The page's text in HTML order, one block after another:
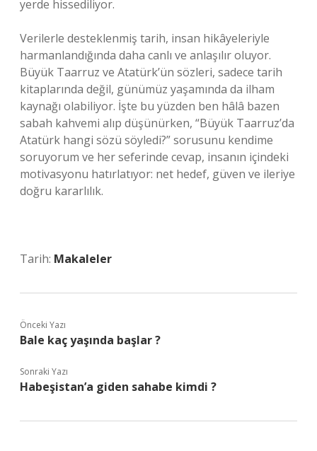
yerde hissediliyor.
Verilerle desteklenmiş tarih, insan hikâyeleriyle
harmanlandığında daha canlı ve anlaşılır oluyor.
Büyük Taarruz ve Atatürk’ün sözleri, sadece tarih
kitaplarında değil, günümüz yaşamında da ilham
kaynağı olabiliyor. İşte bu yüzden ben hâlâ bazen
sabah kahvemi alıp düşünürken, “Büyük Taarruz’da
Atatürk hangi sözü söyledi?” sorusunu kendime
soruyorum ve her seferinde cevap, insanın içindeki
motivasyonu hatırlatıyor: net hedef, güven ve ileriye
doğru kararlılık.
Tarih: Makaleler
Önceki Yazı
Bale kaç yaşında başlar ?
Sonraki Yazı
Habeşistan’a giden sahabe kimdi ?